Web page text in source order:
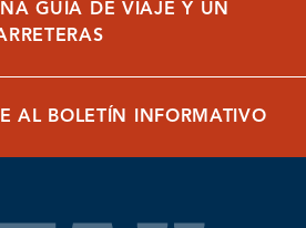
GUÍA DE VIAJE Y UN
AL BOLETÍN INFORMATIVO